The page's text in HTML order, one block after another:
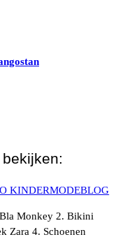
KINDERMODEBLOG
Monkey 2. Bikini
Zara 4. Schoenen